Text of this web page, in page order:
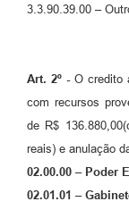
3.3.90.39.00 –
Art. 2º -O credito
com recursos
de R$
reais) e anulação
02.00.00 – Poder
02.01.01 –